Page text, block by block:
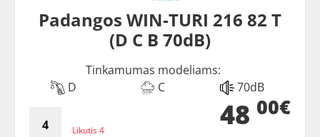
Padangos WIN-TURI 216 82 T
(D C B 70dB)
Tinkamumas modeliams:
D
C 70dB
Likutis 4 48 00€